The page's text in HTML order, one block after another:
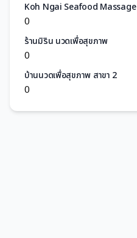
Koh Ngai Seafood Massage
0
ร้านมิริน นวดเพื่อสุขภาพ
0
บ้านนวดเพื่อสุขภาพ สาขา 2
0